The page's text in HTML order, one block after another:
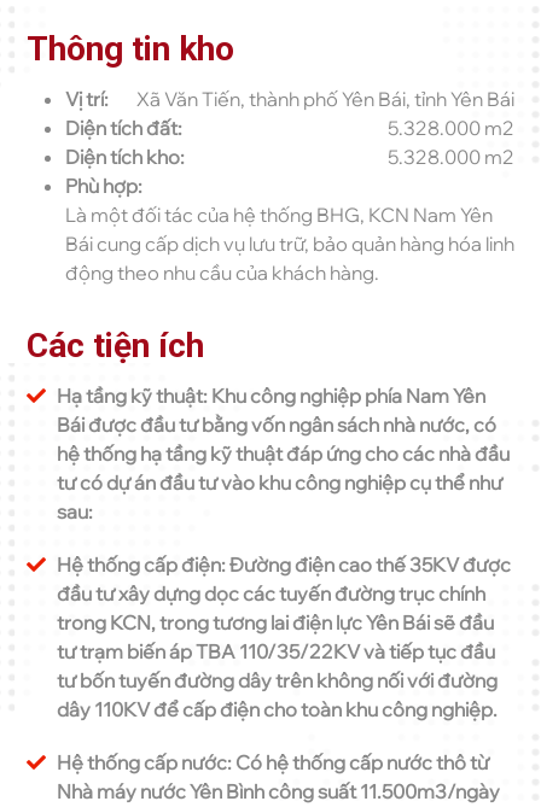
Thông tin kho
Vị trí:
Xã Văn Tiến, thành phố Yên Bái, tỉnh Yên Bái
Diện tích đất:
5.328.000 m2
Diện tích kho:
5.328.000 m2
Phù hợp:
Là một đối tác của hệ thống BHG, KCN Nam Yên
Bái cung cấp dịch vụ lưu trữ, bảo quản hàng hóa linh
động theo nhu cầu của khách hàng.
Các tiện ích
Hạ tầng kỹ thuật: Khu công nghiệp phía Nam Yên
Bái được đầu tư bằng vốn ngân sách nhà nước, có
hệ thống hạ tầng kỹ thuật đáp ứng cho các nhà đầu
tư có dự án đầu tư vào khu công nghiệp cụ thể như
sau:
Hệ thống cấp điện: Đường điện cao thế 35KV được
đầu tư xây dựng dọc các tuyến đường trục chính
trong KCN, trong tương lai điện lực Yên Bái sẽ đầu
tư trạm biến áp TBA 110/35/22KV và tiếp tục đầu
tư bốn tuyến đường dây trên không nối với đường
dây 110KV để cấp điện cho toàn khu công nghiệp.
Hệ thống cấp nước: Có hệ thống cấp nước thô từ
Nhà máy nước Yên Bình công suất 11.500m3/ngày